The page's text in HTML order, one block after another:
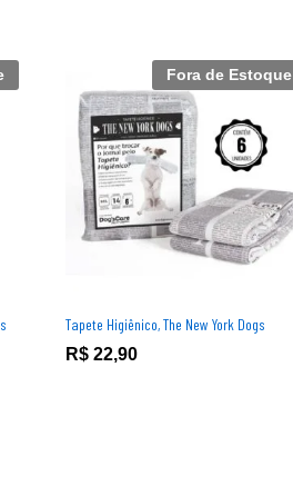
Fora de Estoque
Tapete Higiênico, The New York Dogs
R$ 22,90
R$ 22,90